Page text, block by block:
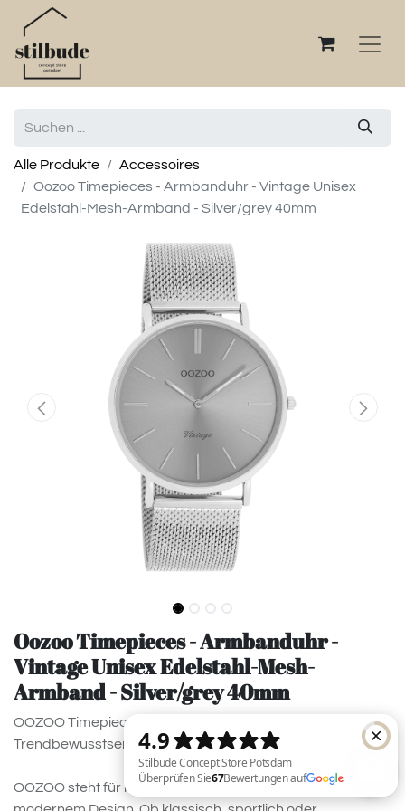
Alle Produkte
Accessoires
Oozoo Timepieces - Armbanduhr - Vintage Unisex
Edelstahl-Mesh-Armband - Silver/grey 40mm
Oozoo Timepieces - Armbanduhr -
Vintage Unisex Edelstahl-Mesh-
Armband - Silver/grey 40mm
OOZOO Timepieces – Zeitloses Design trifft
Trendbewusstsein
OOZOO steht für modische Armbanduhren mit klarem,